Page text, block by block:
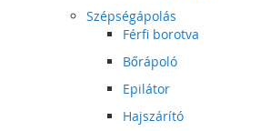
Szépségápolás
Férfi borotva
Bőrápoló
Epilátor
Hajszárító